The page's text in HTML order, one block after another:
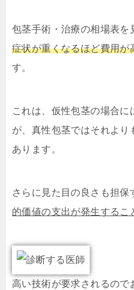
包茎手術・治療の相場表を
症状が重くなるほど費用が
す。
これは、仮性包茎の場合
が、真性包茎ではそれよ
あります。
さらに見た目の良さも担保
的価値の支出が発生するこ
高い技術が要求されるので